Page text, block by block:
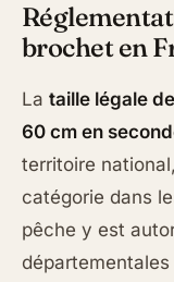
brochet en
La taille légale
60 cm en
territoire
catégorie dans
pêche y est